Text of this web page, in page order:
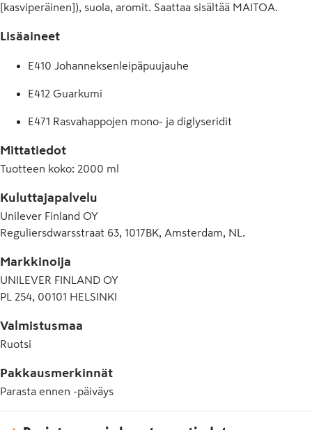
[kasviperäinen]), suola, aromit. Saattaa sisältää MAITOA.
Lisäaineet
E410 Johanneksenleipäpuujauhe
E412 Guarkumi
E471 Rasvahappojen mono- ja diglyseridit
Mittatiedot
Tuotteen koko: 2000 ml
Kuluttajapalvelu
Unilever Finland OY
Reguliersdwarsstraat 63, 1017BK, Amsterdam, NL.
Markkinoija
UNILEVER FINLAND OY
PL 254, 00101 HELSINKI
Valmistusmaa
Ruotsi
Pakkausmerkinnät
Parasta ennen -päiväys